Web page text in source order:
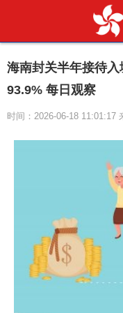
海南封关半年接待
93.9% 每日观察
时间：2026-06-18 11:01:17